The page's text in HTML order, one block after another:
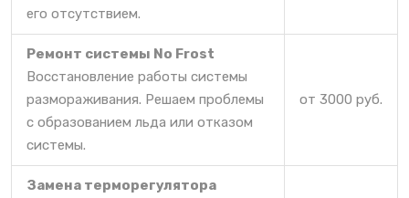
его отсутствием.
Ремонт системы No Frost
Восстановление работы системы
размораживания. Решаем проблемы
с образованием льда или отказом
системы.
от 3000 руб.
Замена терморегулятора